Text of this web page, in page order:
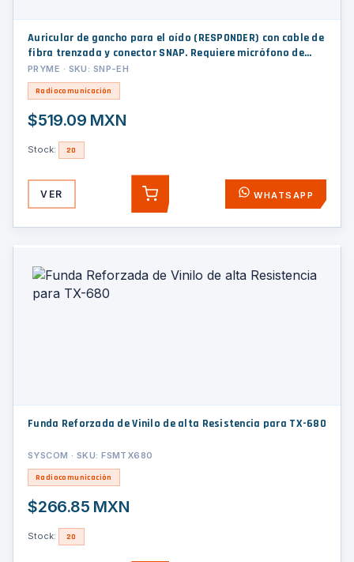
Auricular de gancho para el oído (RESPONDER) con cable de
fibra trenzada y conector SNAP. Requiere micrófono de
solapa de 1 o 2 hilos de la Serie SNAP.
PRYME · SKU: SNP-EH
Radiocomunicación
$519.09 MXN
Stock: 20
VER AGREGAR WHATSAPP
Funda Reforzada de Vinilo de alta Resistencia para TX-680
SYSCOM · SKU: FSMTX680
Radiocomunicación
$266.85 MXN
Stock: 20